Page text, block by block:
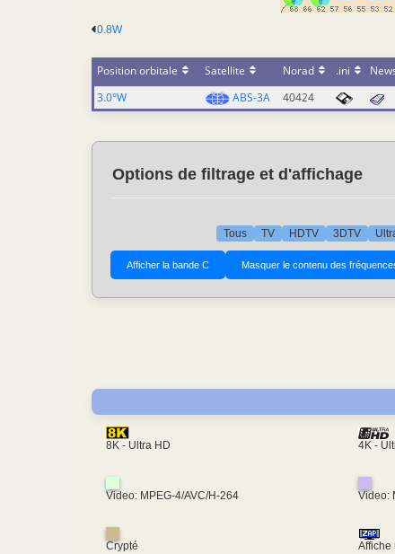
0.8W
Position orbitale Satellite Norad .ini
3.0°W
ABS-3A 40424
Options de filtrage et d'affichage
Tous TV HDTV 3DTV
8K - Ultra HD 4K -
Video: MPEG-4/AVC/H-264 Video:
Crypté Affiche